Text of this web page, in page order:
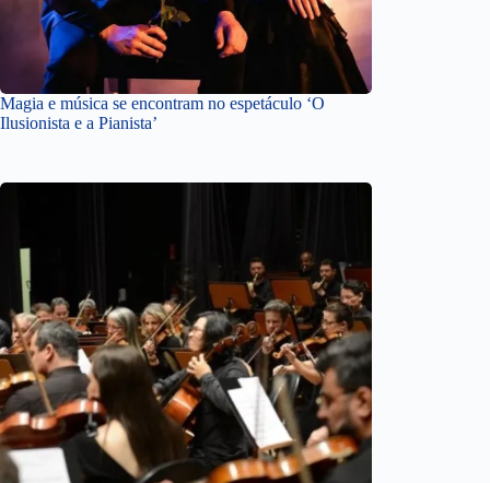
Magia e música se encontram no espetáculo ‘O
Ilusionista e a Pianista’